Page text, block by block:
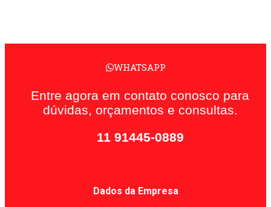
WHATSAPP
Entre agora em contato conosco para
dúvidas, orçamentos e consultas.
11 91445-0889
Dados da Empresa